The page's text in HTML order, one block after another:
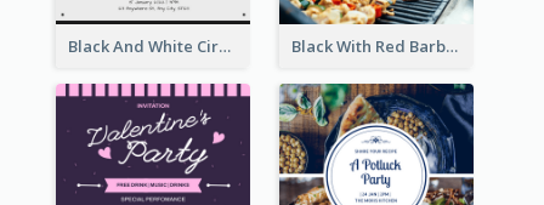
Black And White Circle Photo Thanksgiving Dinner Invitation Black With Red Barbecue Housewarming Invitation